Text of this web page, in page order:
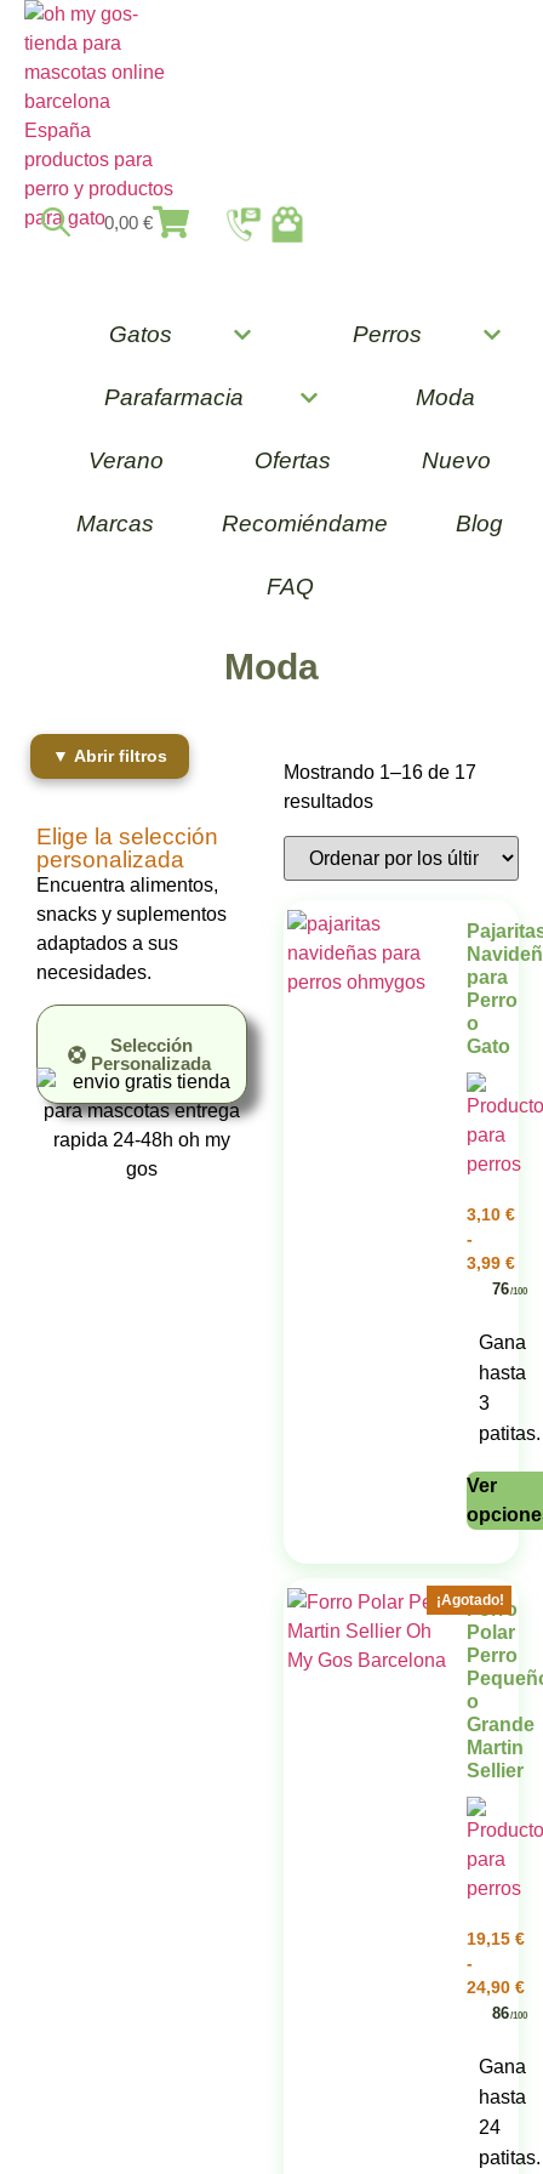
0,00 €
Gatos Perros
Parafarmacia Moda
Verano Ofertas Nuevo
Marcas Recomiéndame Blog
FAQ
Moda
▼ Abrir filtros
Elige la selección
personalizada
Encuentra alimentos,
snacks y suplementos
adaptados a sus
necesidades.
Selección
Personalizada
Mostrando 1–16 de 17
resultados
para
Perro
o
Gato
3,10 €
-
3,99 €
76/100
Gana
hasta
3
patitas.
Ver
¡Agotado!
Forro
Polar
Perro
o
Grande
Martin
Sellier
19,15 €
-
24,90 €
86/100
Gana
hasta
24
patitas.